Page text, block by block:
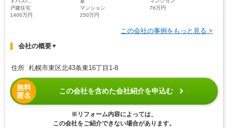
戸建住宅
1400万円
マンション
250万円
76万円
この会社の事例をもっと見る >
会社の概要▼
住所 札幌市東区北43条東16丁目1-8
無料
匿名
この会社を含めた会社紹介を申込む
※リフォーム内容によっては、
この会社をご紹介できない場合があります。